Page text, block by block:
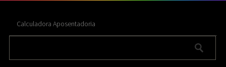
Calculadora Aposentadoria